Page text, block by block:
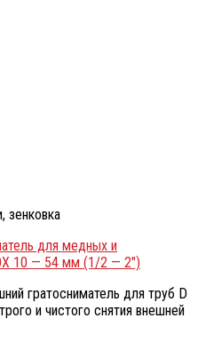
зенковка
для медных и
10 — 54 мм (1/2 — 2″)
гратосниматель для труб D
и чистого снятия внешней